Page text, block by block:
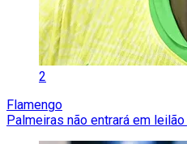
2
Flamengo
Palmeiras não entrará em